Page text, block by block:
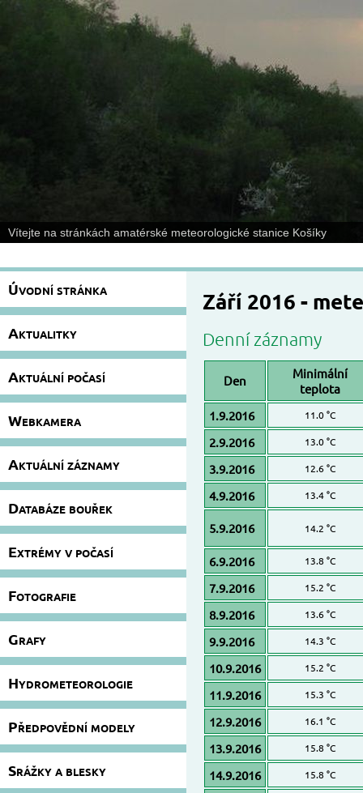
Vítejte na stránkách amatérské meteorologické stanice Košíky
Úvodní stránka
Aktualitky
Aktuální počasí
Webkamera
Aktuální záznamy
Databáze bouřek
Extrémy v počasí
Fotografie
Grafy
Hydrometeorologie
Předpovědní modely
Srážky a blesky
Září 2016 -
Denní záznamy
Den
Minimální
teplota
1.9.2016
11.0 °C
2.9.2016 13.0 °C
3.9.2016 12.6 °C
4.9.2016 13.4 °C
5.9.2016 14.2 °C
6.9.2016 13.8 °C
7.9.2016 15.2 °C
8.9.2016 13.6 °C
9.9.2016 14.3 °C
10.9.2016 15.2 °C
11.9.2016 15.3 °C
12.9.2016 16.1 °C
13.9.2016 15.8 °C
14.9.2016 15.8 °C